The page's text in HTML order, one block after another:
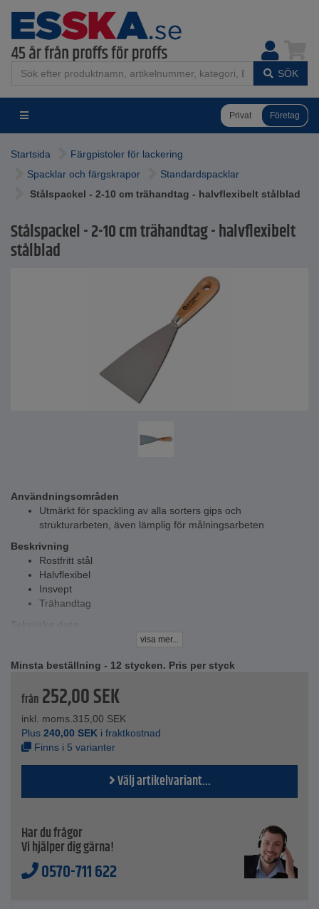
SÖK
Privat Företag
Startsida
Färgpistoler för lackering
Spacklar och färgskrapor
Standardspacklar
Stålspackel - 2-10 cm trähandtag - halvflexibelt stålblad
Stålspackel - 2-10 cm trähandtag - halvflexibelt
stålblad
Användningsområden
Utmärkt för spackling av alla sorters gips och
strukturarbeten, även lämplig för målningsarbeten
Beskrivning
Rostfritt stål
Halvflexibel
Insvept
Trähandtag
Bladets bredd - 2 cm, 4 cm, 5 cm, 6 cm, 8 cm och 10 cm
visa mer...
Minsta beställning - 12 stycken. Pris per styck
från 252,00SEK
inkl. moms.315,00 SEK
Plus 240,00 SEK i fraktkostnad
Finns i 5 varianter
Välj artikelvariant...
Har du frågor
Vi hjälper dig gärna!
0570-711 622